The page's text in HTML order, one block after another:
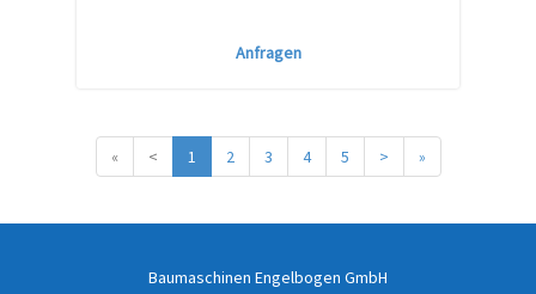
Anfragen
« < 1 2 3 4 5 > »
Baumaschinen Engelbogen GmbH